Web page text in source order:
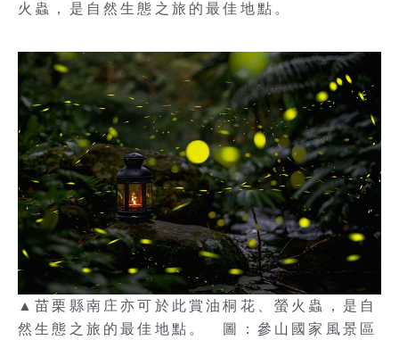
火蟲，是自然生態之旅的最佳地點。
▲苗栗縣南庄亦可於此賞油桐花、螢火蟲，是自
然生態之旅的最佳地點。 圖：參山國家風景區